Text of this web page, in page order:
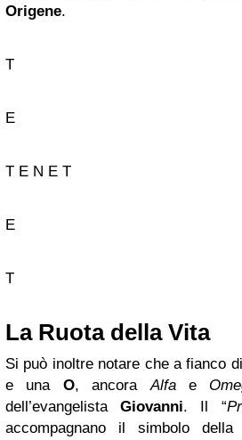
Origene.
T
E
T E N E T
E
T
La Ruota della Vita
Si può inoltre notare che a fianco
e una O, ancoraAlfae
dell’evangelistaGiovanni. Il “
accompagnano il simbolo